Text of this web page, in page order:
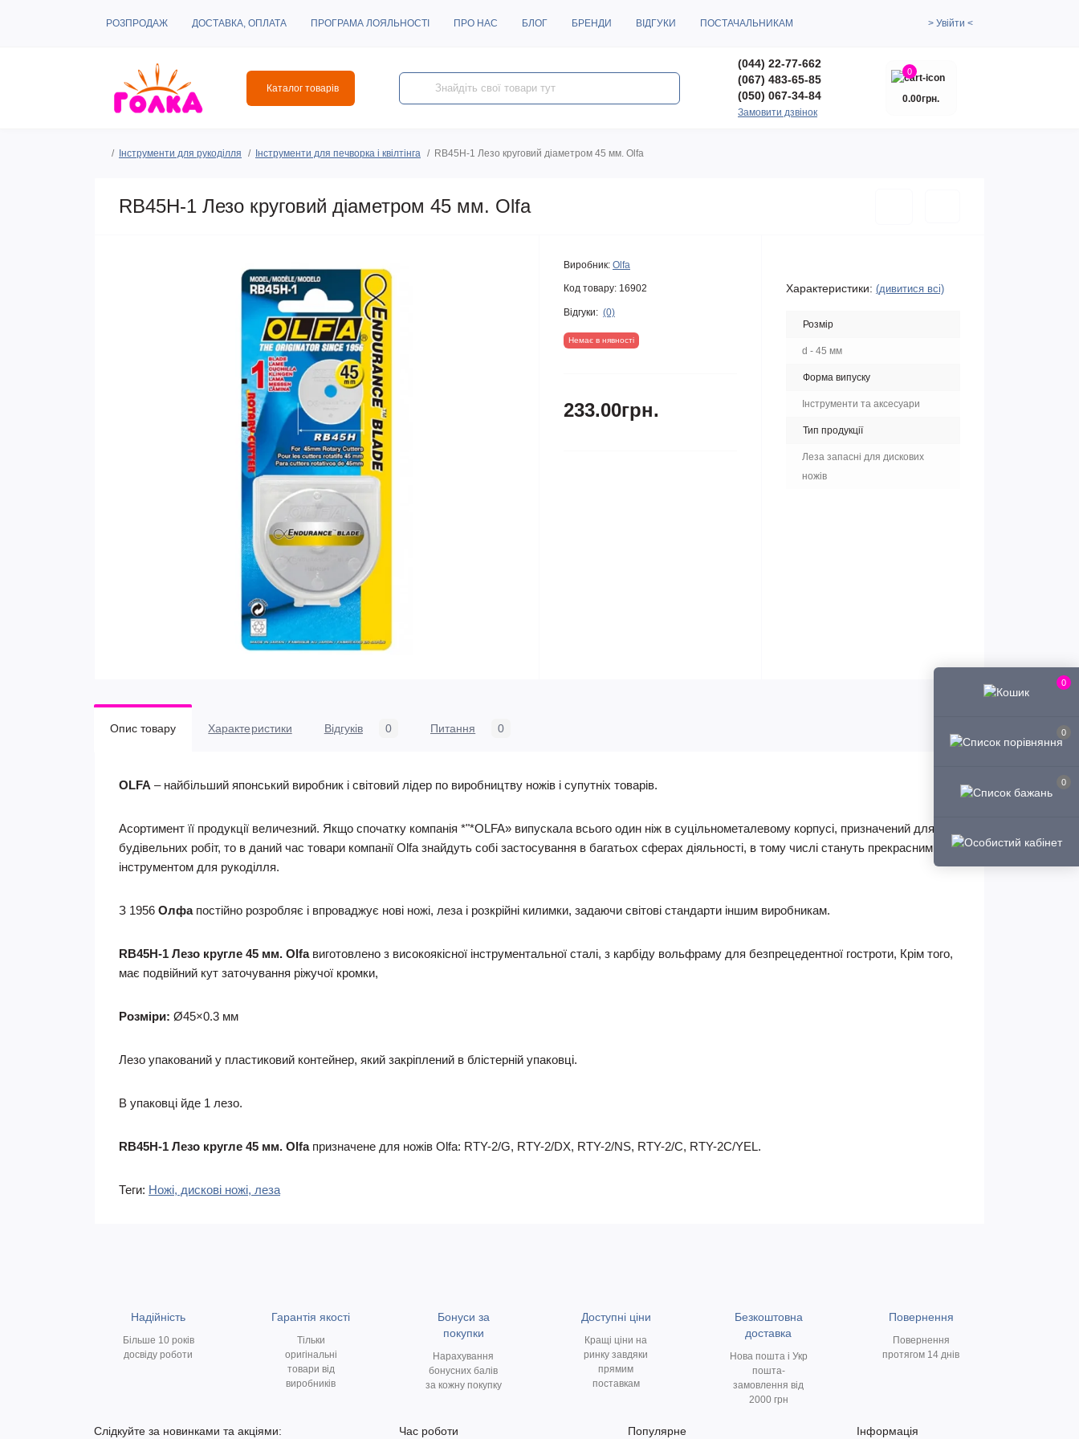
0
0
0
РОЗПРОДАЖ ДОСТАВКА, ОПЛАТА ПРОГРАМА ЛОЯЛЬНОСТІ ПРО НАС БЛОГ БРЕНДИ ВІДГУКИ ПОСТАЧАЛЬНИКАМ > Увійти <
Каталог товарів
(044) 22-77-662
(067) 483-65-85
(050) 067-34-84
Замовити дзвінок
0
0.00грн.
Інструменти для рукоділля Інструменти для печворка і квілтінга RB45H-1 Лезо круговий діаметром 45 мм. Olfa
RB45H-1 Лезо круговий діаметром 45 мм. Olfa
Виробник: Olfa
Код товару: 16902
Відгуки: (0)
Немає в нявності
233.00грн.
Характеристики: (дивитися всі)
Розмір
d - 45 мм
Форма випуску
Інструменти та аксесуари
Тип продукції
Леза запасні для дискових
ножів
Опис товару Характеристики Відгуків 0 Питання 0
OLFA – найбільший японський виробник і світовий лідер по виробництву ножів і супутніх товарів.
Асортимент її продукції величезний. Якщо спочатку компанія *"*OLFA» випускала всього один ніж в суцільнометалевому корпусі, призначений для
будівельних робіт, то в даний час товари компанії Olfa знайдуть собі застосування в багатьох сферах діяльності, в тому числі стануть прекрасним
інструментом для рукоділля.
З 1956 Олфапостійно розробляє і впроваджує нові ножі, леза і розкрійні килимки, задаючи світові стандарти іншим виробникам.
RB45H-1 Лезо кругле 45 мм. Olfa виготовлено з високоякісної інструментальної сталі, з карбіду вольфраму для безпрецедентної гостроти, Крім того,
має подвійний кут заточування ріжучої кромки,
Розміри: Ø45×0.3 мм
Лезо упакований у пластиковий контейнер, який закріплений в блістерній упаковці.
В упаковці йде 1 лезо.
RB45H-1 Лезо кругле 45 мм. Olfaпризначене для ножів Olfa: RTY-2/G, RTY-2/DX, RTY-2/NS, RTY-2/C, RTY-2C/YEL.
Теги: Ножі, дискові ножі, леза
Надійність
Більше 10 років
досвіду роботи
Гарантія якості
Тільки
оригінальні
товари від
виробників
Бонуси за
покупки
Нарахування
бонусних балів
за кожну покупку
Доступні ціни
Кращі ціни на
ринку завдяки
прямим
поставкам
Безкоштовна
доставка
Нова пошта і Укр
пошта-
замовлення від
2000 грн
Повернення
Повернення
протягом 14 днів
Слідкуйте за новинками та акціями: Час роботи Популярне Інформація